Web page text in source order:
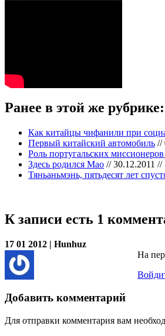
Ранее в этой же рубрике:
Как китайцы чифанили при
Первый китайский автомобиль //
Роль португальских
Здесь родился Мао // 30.12.2011 //
Тяньаньмэнь, пятьдесят лет
К записи есть 1
17 01 2012 | Hunhuz
На
Добавить комментарий
Для отправки комментария вам